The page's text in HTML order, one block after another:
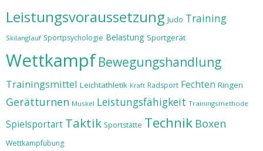
Leistungsvoraussetzung Judo Training
Skilanglauf Sportpsychologie Belastung Sportgerät
Wettkampf Bewegungshandlung
Trainingsmittel Leichtathletik Kraft Radsport Fechten Ringen
Gerätturnen Muskel Leistungsfähigkeit Trainingsmethode
Spielsportart Taktik Sportstätte Technik Boxen
Wettkampfübung